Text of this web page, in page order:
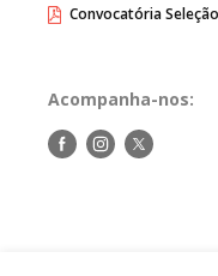
Convocatória
Acompanha-nos:
Siga-Siga-Siga-